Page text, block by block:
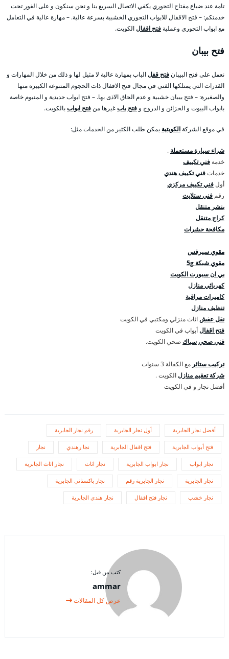
تامة عند ضياع مفتاح التجوري يكفي الاتصال السريع بنا و نحن سنكون و على الفور تحت
خدمتكم: – فتح الاقفال للابواب التجوري الخشبية بسرعة عالية. – مهارة عالية في التعامل
مع ابواب التجوري وعمليةفتح اقفالالكويت.
فتح بيبان
نعمل على فتح البيبانفتح قفلالباب بمهارة عالية لا مثيل لها و ذلك من خلال المهارات و
القدرات التي يمتلكها الفني في مجال فتح الاقفال ذات الحجوم المتنوعة الكبيرة منها
والصغيرة: – فتح بيبان خشبية و عدم الحاق الاذى بها. – فتح ابواب حديدية و المنيوم خاصة
بابواب البيوت و الخزائن و الدروج و فتح بابغيرها منفتح ابواببالكويت.
في موقع الشركةالكويتية يمكن طلب الكثير من الخدمات مثل:
شراء سيارة مستعملة .
خدمة فني تكييف
خدماتفني تكييف هندي
أولفني تكييف مركزي
رقم فني ستلايت
بنشر متنقل
كراج متنقل
مكافحة حشرات
مقوي سيرفس
مقوي شبكة 5g
بي ان سبورت الكويت
كهربائي منازل
كاميرات مراقبة
تنظيف منازل
نقل عفشاثاث منزلي ومكتبي في الكويت
فتح اقفالأبواب في الكويت
فني صحيسباك صحي الكويت.
تركيب ستائر مع الكفالة 3 سنوات
شركة تعقيم منازلالكويت .
أفضل نجار و في الكويت
أفضل نجار الجابرية أول نجار الجابرية رقم نجار الجابرية
فتح أبواب الجابرية فتح اقفال الجابرية نجا رهندي نجار
نجار ابواب نجار ابواب الجابرية نجار اثاث نجار اثاث الجابرية
نجار الجابرية نجار الجابرية رقم نجار باكستاني الجابرية
نجار خشب نجار فتح اقفال نجار هندي الجابرية
كتب من قبل:
ammar
عرض كل المقالات